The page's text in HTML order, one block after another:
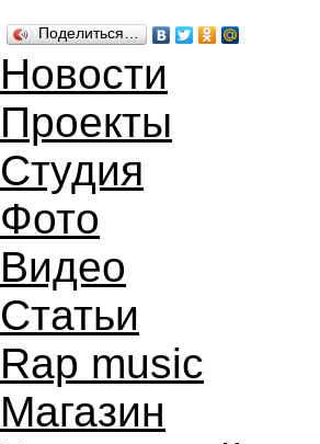
Поделиться…
Новости
Проекты
Студия
Фото
Видео
Статьи
Rap music
Магазин